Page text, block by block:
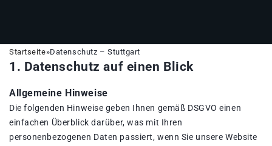
Startseite»Datenschutz – Stuttgart
1. Datenschutz auf einen Blick
Allgemeine Hinweise
Die folgenden Hinweise geben Ihnen gemäß DSGVO einen
einfachen Überblick darüber, was mit Ihren
personenbezogenen Daten passiert, wenn Sie unsere Website